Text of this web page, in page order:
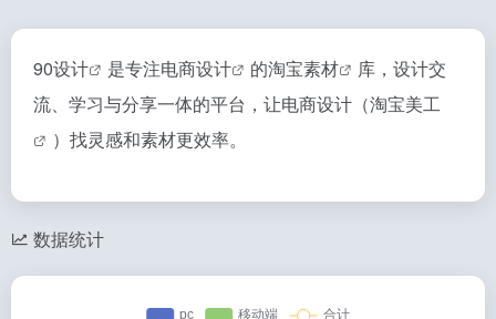
90设计 是专注电商设计 的淘宝素材
库，设计交
流、学习与分享一体的平台，让电商设计（淘宝美工
）找灵感和素材更效率。
数据统计